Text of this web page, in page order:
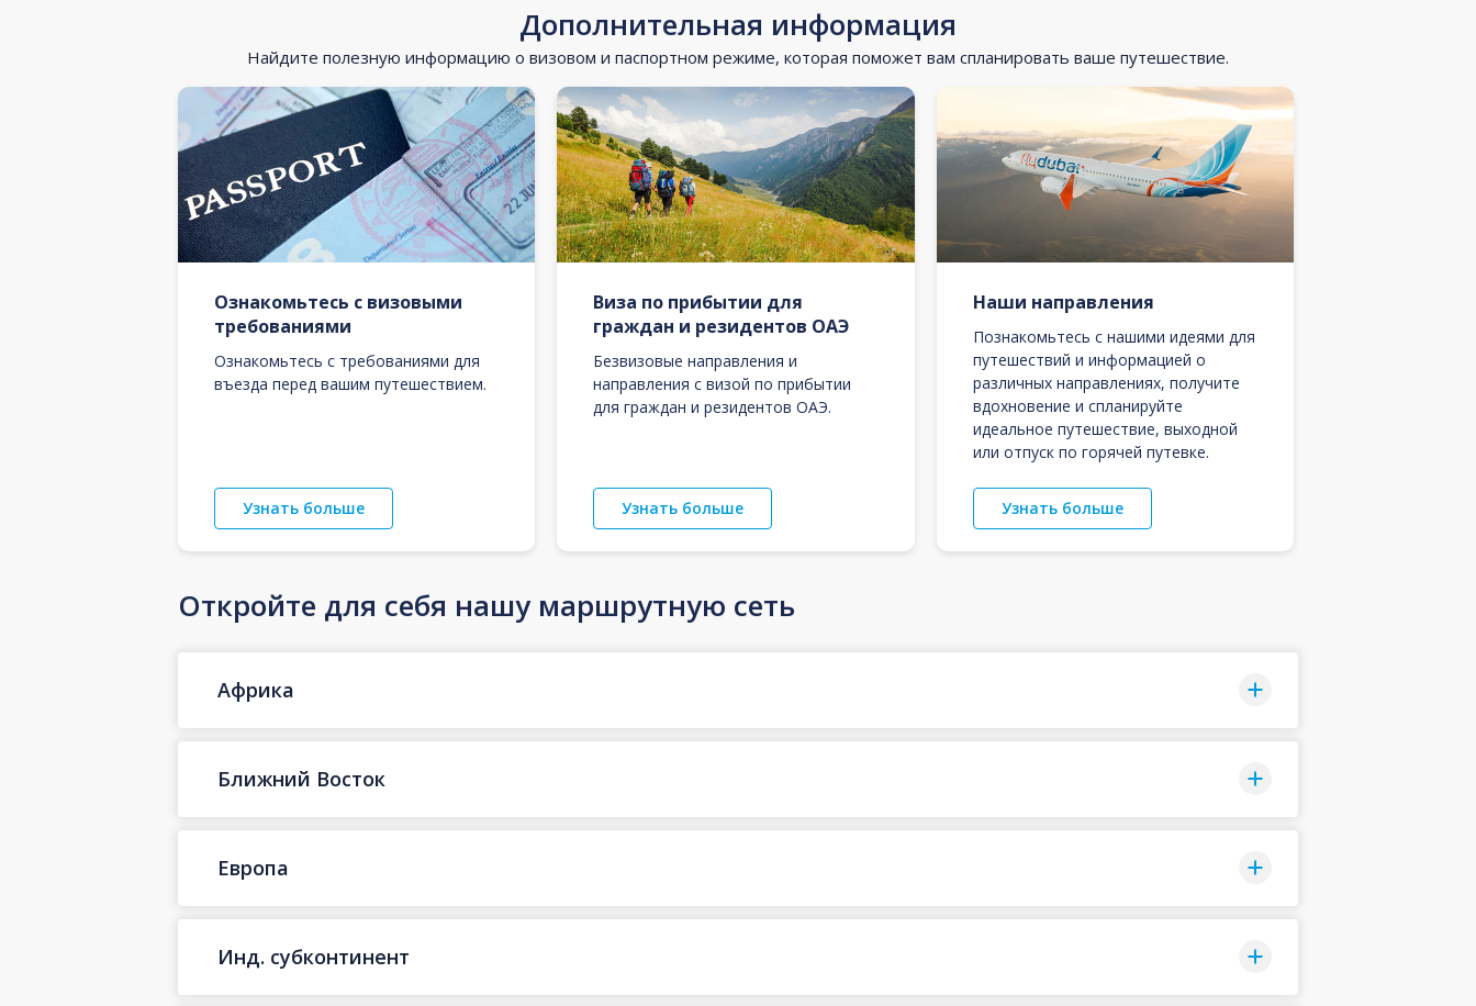
Дополнительная информация
Найдите полезную информацию о визовом и паспортном режиме, которая поможет вам спланировать ваше путешествие.
Ознакомьтесь с визовыми
требованиями
Ознакомьтесь с требованиями для
въезда перед вашим путешествием.
Узнать больше
Виза по прибытии для
граждан и резидентов ОАЭ
Безвизовые направления и
направления с визой по прибытии
для граждан и резидентов ОАЭ.
Узнать больше
Наши направления
Познакомьтесь с нашими идеями для
путешествий и информацией о
различных направлениях, получите
вдохновение и спланируйте
идеальное путешествие, выходной
или отпуск по горячей путевке.
Узнать больше
Откройте для себя нашу маршрутную сеть
Африка
Ближний Восток
Европа
Инд. субконтинент